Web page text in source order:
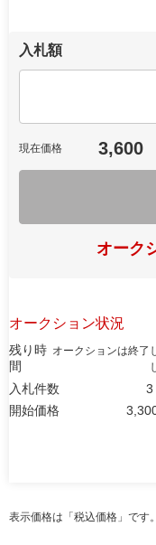
入札額
現在価格 3,600
オーク
オークション状況
残り時
間
オークションは終了
入札件数 3
開始価格
表示価格は「税込価格」です。